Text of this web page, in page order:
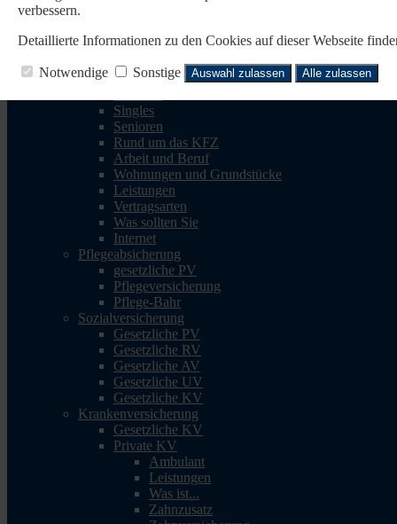
Reisen
Reiserücktritt
Reisegepäck
Rechtsschutz
Singles
Senioren
Rund um das KFZ
Arbeit und Beruf
Wohnungen und Grundstücke
Leistungen
Vertragsarten
Was sollten Sie
Internet
Pflegeabsicherung
gesetzliche PV
Pflegeversicherung
Pflege-Bahr
Sozialversicherung
Gesetzliche PV
Gesetzliche RV
Gesetzliche AV
Gesetzliche UV
Gesetzliche KV
Krankenversicherung
Gesetzliche KV
Private KV
Ambulant
Leistungen
Was ist...
Zahnzusatz
verbessern.
Detaillierte Informationen zu den Cookies auf dieser Webseite
Notwendige Sonstige Auswahl zulassen Alle zulassen